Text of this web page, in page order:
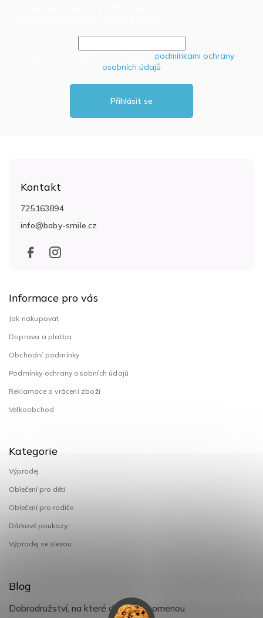
podmínkami ochrany
osobních údajů
Přihlásit se
Kontakt
info@baby-smile.cz
725163894
Informace pro vás
Jak nakupovat
Doprava a platba
Obchodní podmínky
Podmínky ochrany osobních údajů
Reklamace a vrácení zboží
Velkoobchod
Kategorie
Výprodej
Oblečení pro děti
Oblečení pro rodiče
Dárkové poukazy
Výprodej se slevou
Blog
Dobrodružství, na které děti nezapomenou